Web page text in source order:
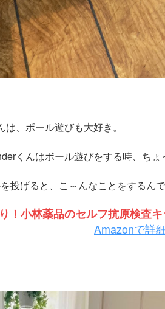
、ボール遊びも大好き。
くんはボール遊びをする時、ちょ
投げると、こ～んなことをするんで
！小林薬品のセルフ抗原検査
Amazonで詳